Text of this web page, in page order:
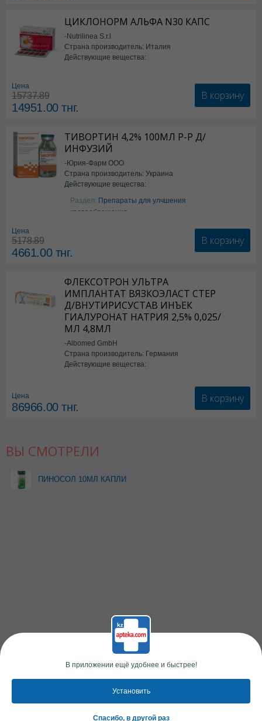
ЦИКЛОНОРМ АЛЬФА N30 КАПС
-Nutrilinea S.r.l
Страна производитель: Италия
Действующие вещества:
Цена
15737.89
14951.00тнг.
В корзину
ТИВОРТИН 4,2% 100МЛ Р-Р Д/
ИНФУЗИЙ
-Юрия-Фарм ООО
Страна производитель: Украина
Действующие вещества:
Аргинин
Раздел: Препараты для улчшения
кровообращения
Цена
5178.89
4661.00тнг.
В корзину
ФЛЕКСОТРОН УЛЬТРА
ИМПЛАНТАТ ВЯЗКОЭЛАСТ СТЕР
Д/ВНУТИРИСУСТАВ ИНЪЕК
ГИАЛУРОНАТ НАТРИЯ 2,5% 0,025/
МЛ 4,8МЛ
-Albomed GmbH
Страна производитель: Германия
Действующие вещества:
Цена
86966.00тнг.
В корзину
ВЫ СМОТРЕЛИ
ПИНОСОЛ 10МЛ КАПЛИ
В приложении ещё удобнее и быстрее!
Установить
Спасибо, в другой раз